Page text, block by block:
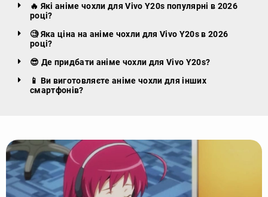
🔥 Які аніме чохли для Vivo Y20s популярні в 2026
році?
🧐 Яка ціна на аніме чохли для Vivo Y20s в 2026
році?
😎 Де придбати аніме чохли для Vivo Y20s?
📱 Ви виготовляєте аніме чохли для інших
смартфонів?